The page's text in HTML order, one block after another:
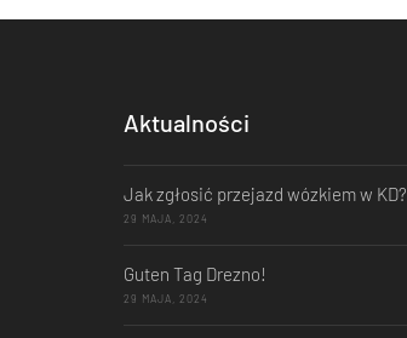
Aktualności
Jak zgłosić przejazd wózkiem w KD?
29 MAJA, 2024
Guten Tag Drezno!
29 MAJA, 2024